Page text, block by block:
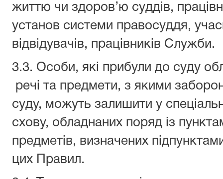
життю чи здоров’ю суддів,
установ системи правосуддя,
відвідувачів, працівників Служби.
3.3. Особи, які прибули до суду
речі та предмети, з якими
суду, можуть залишити у
схову, обладнаних поряд із
предметів, визначених
цих Правил.